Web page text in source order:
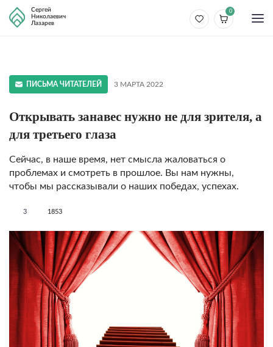
Сергей
Николаевич
Лазарев
0
ПИСЬМА ЧИТАТЕЛЕЙ 3 МАРТА 2022
Открывать занавес нужно не для зрителя, а
для третьего глаза
Сейчас, в наше время, нет смысла жаловаться о
проблемах и смотреть в прошлое. Вы нам нужны,
чтобы мы рассказывали о наших победах, успехах.
3 1853